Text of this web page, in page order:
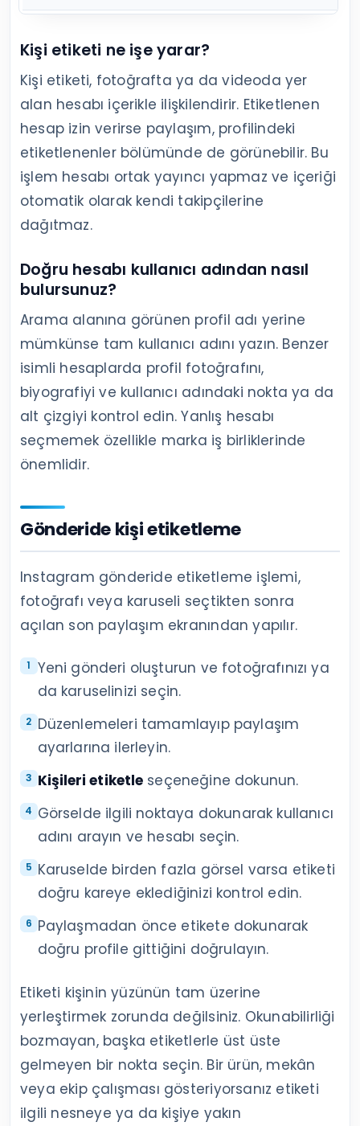
Kişi etiketi ne işe yarar?
Kişi etiketi, fotoğrafta ya da videoda yer
alan hesabı içerikle ilişkilendirir. Etiketlenen
hesap izin verirse paylaşım, profilindeki
etiketlenenler bölümünde de görünebilir. Bu
işlem hesabı ortak yayıncı yapmaz ve içeriği
otomatik olarak kendi takipçilerine
dağıtmaz.
Doğru hesabı kullanıcı adından nasıl
bulursunuz?
Arama alanına görünen profil adı yerine
mümkünse tam kullanıcı adını yazın. Benzer
isimli hesaplarda profil fotoğrafını,
biyografiyi ve kullanıcı adındaki nokta ya da
alt çizgiyi kontrol edin. Yanlış hesabı
seçmemek özellikle marka iş birliklerinde
önemlidir.
Gönderide kişi etiketleme
Instagram gönderide etiketleme işlemi,
fotoğrafı veya karuseli seçtikten sonra
açılan son paylaşım ekranından yapılır.
Yeni gönderi oluşturun ve fotoğrafınızı ya
da karuselinizi seçin.
Düzenlemeleri tamamlayıp paylaşım
ayarlarına ilerleyin.
Kişileri etiketle seçeneğine dokunun.
Görselde ilgili noktaya dokunarak kullanıcı
adını arayın ve hesabı seçin.
Karuselde birden fazla görsel varsa etiketi
doğru kareye eklediğinizi kontrol edin.
Paylaşmadan önce etikete dokunarak
doğru profile gittiğini doğrulayın.
Etiketi kişinin yüzünün tam üzerine
yerleştirmek zorunda değilsiniz. Okunabilirliği
bozmayan, başka etiketlerle üst üste
gelmeyen bir nokta seçin. Bir ürün, mekân
veya ekip çalışması gösteriyorsanız etiketi
ilgili nesneye ya da kişiye yakın